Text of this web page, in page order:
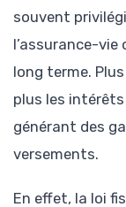
souvent
l’assurance-
long terme.
plus les
générant des
versements.
En effet, la loi